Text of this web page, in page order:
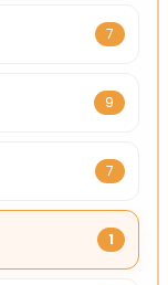
7
9
7
1